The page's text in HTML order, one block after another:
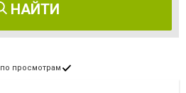
НАЙТИ
по просмотрам